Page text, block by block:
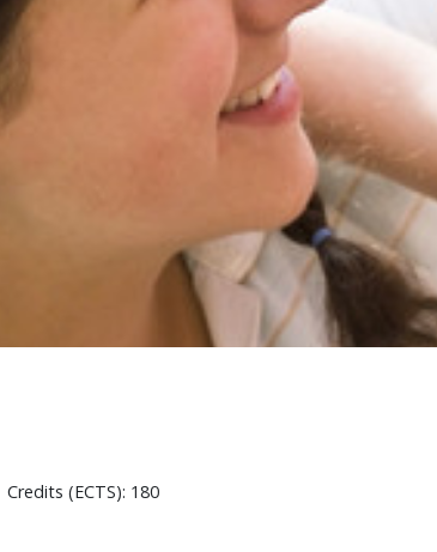
Credits (ECTS): 180